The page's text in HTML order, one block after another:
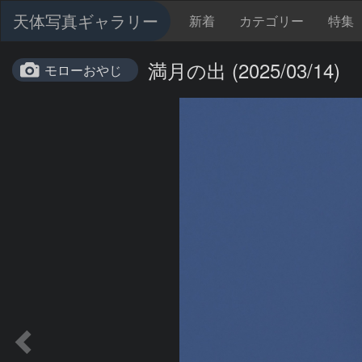
天体写真ギャラリー 新着 カテゴリー 特集
モローおやじ 満月の出 (2025/03/14)